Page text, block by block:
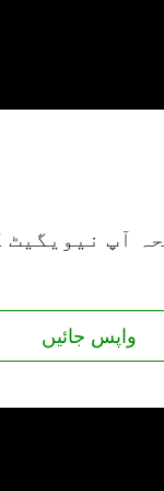
آپ
واپس جائیں